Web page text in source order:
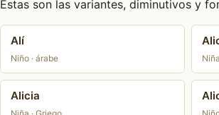
Estas son las variantes, diminutivos y
Alí
Niño · árabe
Alicia